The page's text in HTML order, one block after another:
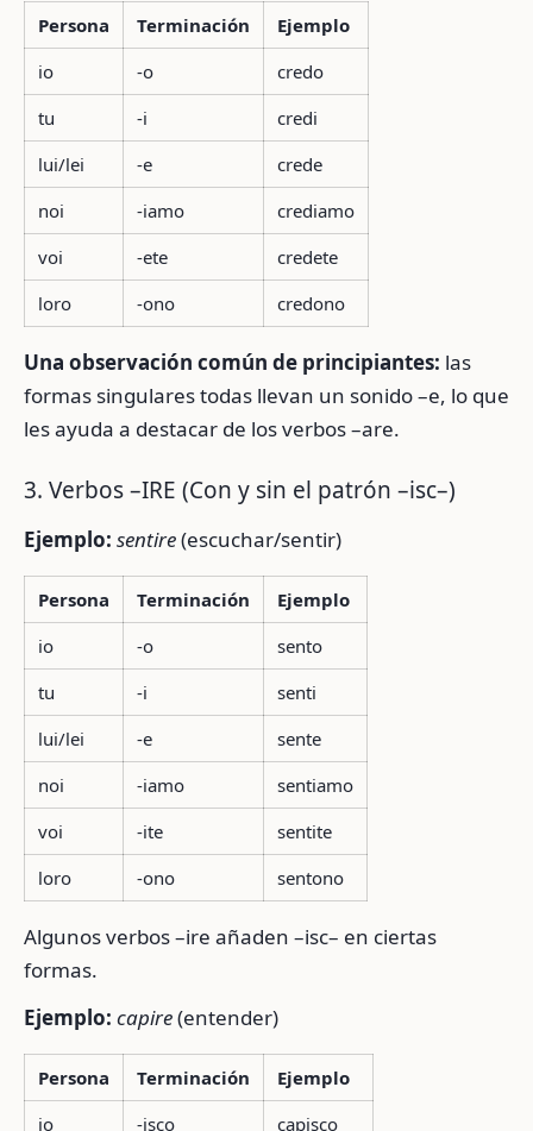
Persona Terminación
Ejemplo
io
-o
credo
tu
-i
credi
lui/lei
-e
crede
noi
-iamo
crediamo
voi
-ete
credete
loro
-ono credono
Una observación común de principiantes: las
formas singulares todas llevan un sonido –e, lo que
les ayuda a destacar de los verbos –are.
3. Verbos –IRE (Con y sin el patrón –isc–)
Ejemplo: sentire(escuchar/sentir)
Persona Terminación
Ejemplo
io
-o
sento
tu
-i
senti
lui/lei
-e
sente
noi
-iamo
sentiamo
voi
-ite
sentite
loro
-ono sentono
Algunos verbos –ire añaden –isc– en ciertas
formas.
Ejemplo: capire(entender)
Persona Terminación
Ejemplo
io
-isco capisco